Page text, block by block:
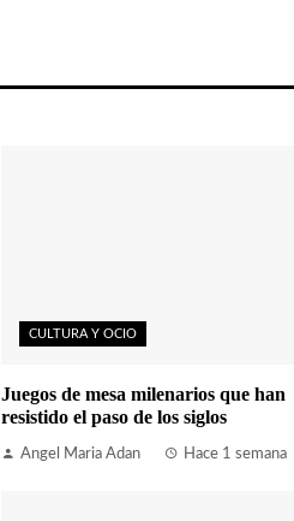
CULTURA Y OCIO
Juegos de mesa milenarios que han
resistido el paso de los siglos
Angel Maria Adan Hace 1 semana